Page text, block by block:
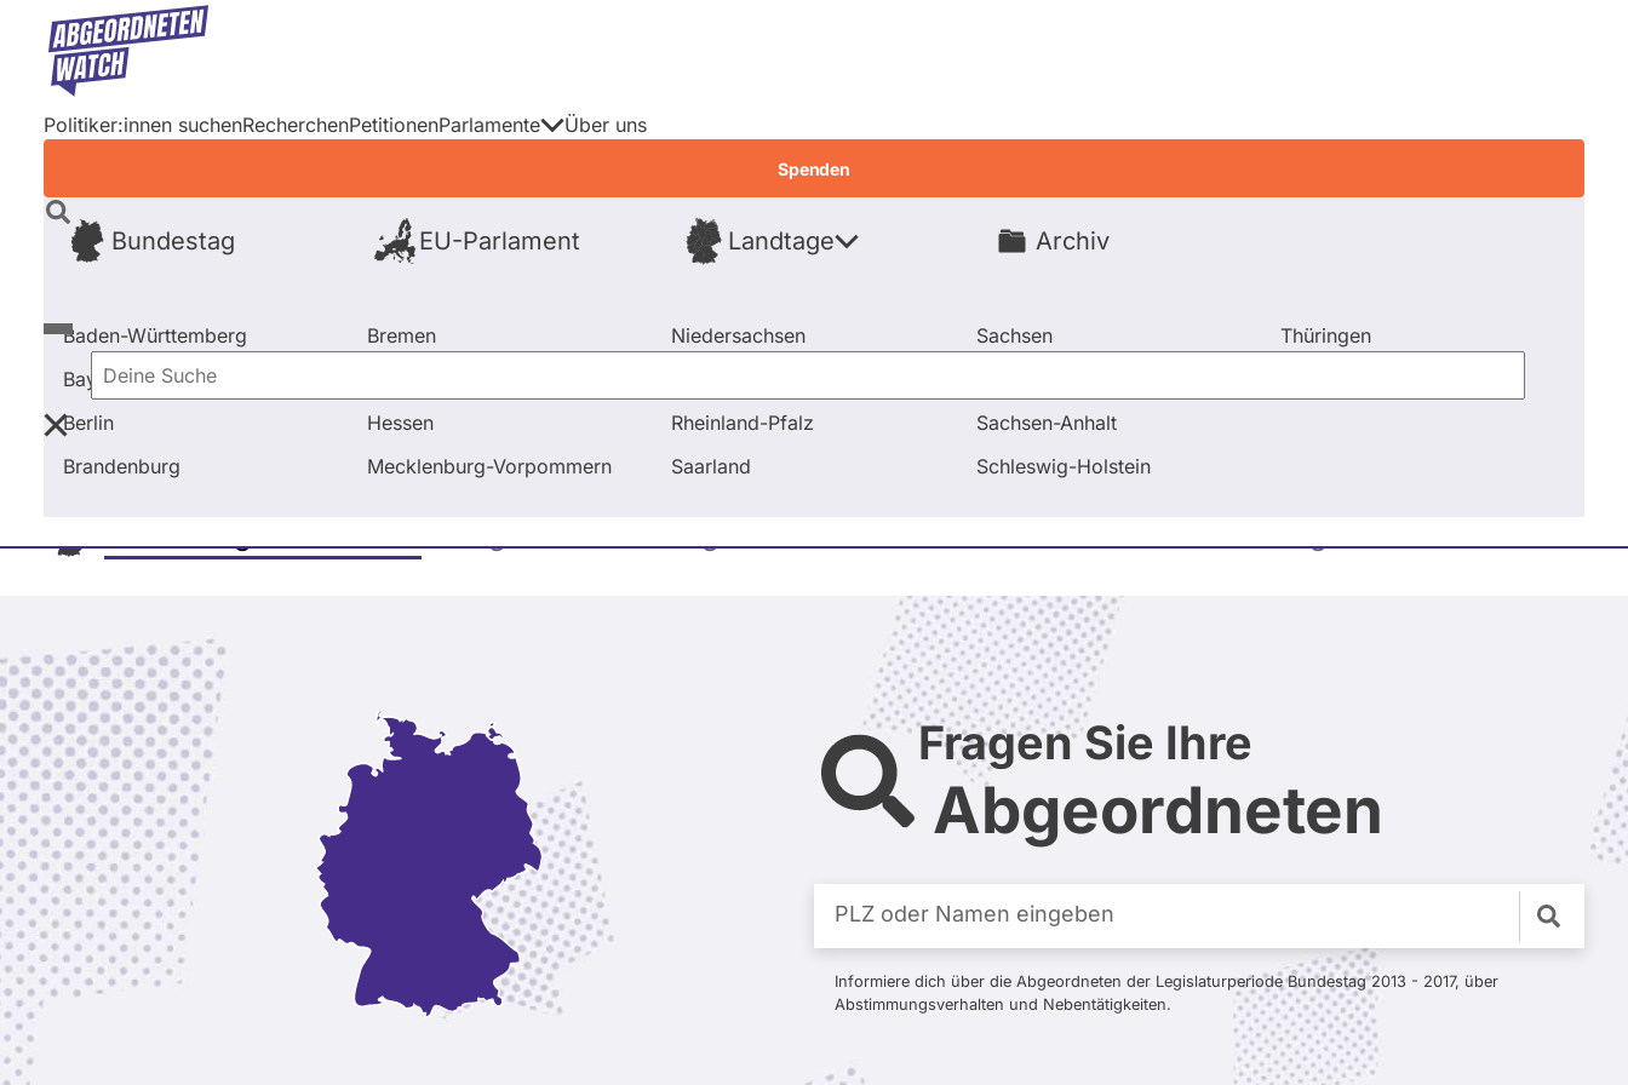
Direkt
Inhalt
Politiker:innen suchenRecherchenPetitionenParlamente
Bundestag EU-Parlament Landtage
Baden-Württemberg
Bayern
Berlin
Brandenburg
Bremen
Hessen
Mecklenburg-Vorpommern
Niedersachsen
Rheinland-Pfalz
Saarland
Sachsen
Sachsen-Anhalt
Schleswig-Holstein
Thüringen
Archiv
Über uns
Spenden
Deine
Suche
Startseite Bundestag 2013 - 2017
Fragen Sie Ihre
Abgeordneten
Informiere dich über die Abgeordneten der Legislaturperiode Bundestag 2013 - 2017, über
Abstimmungsverhalten und Nebentätigkeiten.